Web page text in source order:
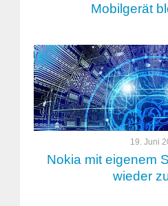
Mobilgerät
19. Juni
Nokia mit eigenem
wieder